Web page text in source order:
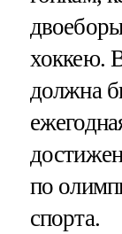
хоккею.
должна
по
спорта.